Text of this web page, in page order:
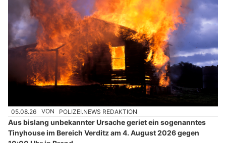
05.08.26 VON POLIZEI.NEWS REDAKTION
Aus bislang unbekannter Ursache geriet ein sogenanntes
Tinyhouse im Bereich Verditz am 4. August 2026 gegen